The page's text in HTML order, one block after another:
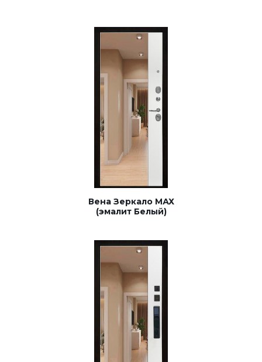
Вена Зеркало МАХ
(эмалит Белый)